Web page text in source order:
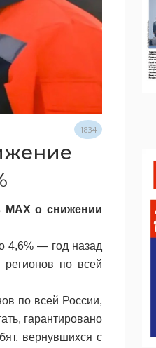
1834
MAX о снижении
4,6% — год назад
по всей
по всей России,
гарантировано
вернувшихся с